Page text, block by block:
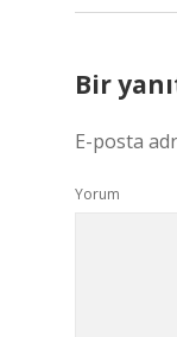
Bir
E-posta
Yorum